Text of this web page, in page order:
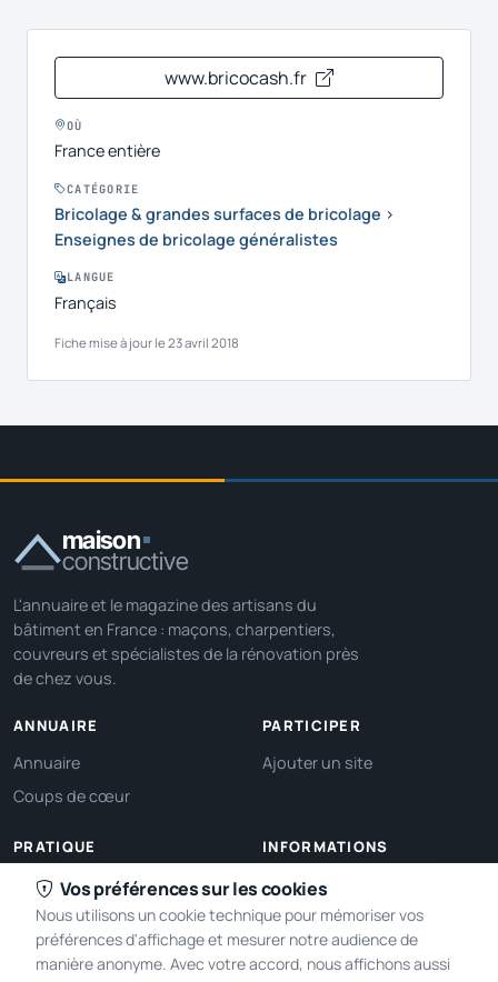
www.bricocash.fr
OÙ
France entière
CATÉGORIE
Bricolage & grandes surfaces de bricolage ›
Enseignes de bricolage généralistes
LANGUE
Français
Fiche mise à jour le 23 avril 2018
maison
constructive
L'annuaire et le magazine des artisans du
bâtiment en France : maçons, charpentiers,
couvreurs et spécialistes de la rénovation près
de chez vous.
ANNUAIRE
Annuaire
Coups de cœur
PARTICIPER
Ajouter un site
PRATIQUE
Ma localisation
Gérer mes cookies
INFORMATIONS
À propos
Contact
Vos préférences sur les cookies
Nous utilisons un cookie technique pour mémoriser vos
préférences d'affichage et mesurer notre audience de
manière anonyme. Avec votre accord, nous affichons aussi